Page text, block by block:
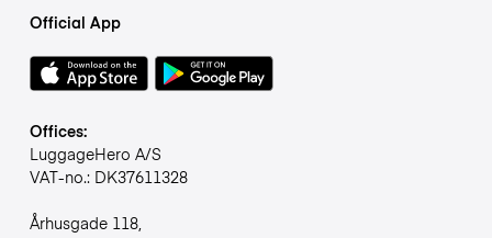
Official App
Offices:
LuggageHero A/S
VAT-no.: DK37611328
Århusgade 118,